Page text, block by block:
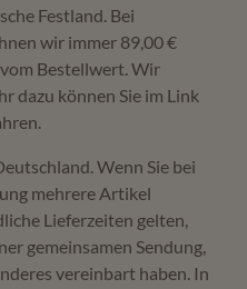
aus
Sie zu verfügbaren
in Ihrem Zuhause.
Festland. Bei
wir immer 89,00 €
Bestellwert. Wir
dazu können Sie im Link
Wenn Sie bei
mehrere Artikel
Lieferzeiten gelten,
gemeinsamen Sendung,
vereinbart haben. In